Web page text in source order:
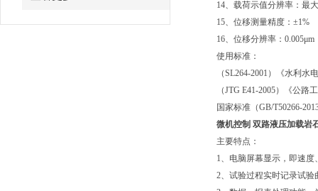
14、载荷示值分辨率：最
15、位移测量精度：±1%
16、位移分辨率：0.005μm
使用标准：
（SL264-2001）《水利水
（JTG E41-2005）《公路
国家标准（GB/T50266-
微机控制 双路液压加载岩
主要特点：
1、电脑屏幕显示，即速
2、试验过程实时记录试